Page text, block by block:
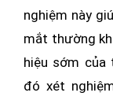
nghiệm này
mắt thường
hiệu sớm
đó xét